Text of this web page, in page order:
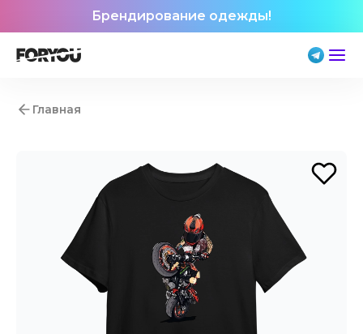
Брендирование одежды!
Главная